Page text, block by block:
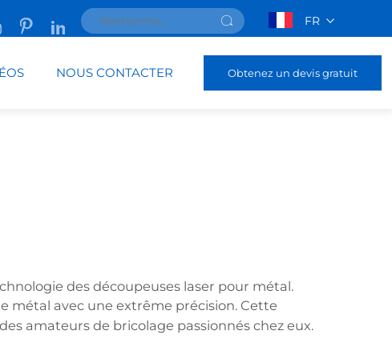
FR
NOUS CONTACTER Obtenez un devis gratuit
des découpeuses laser pour métal.
métal avec une extrême précision. Cette
amateurs de bricolage passionnés chez eux.